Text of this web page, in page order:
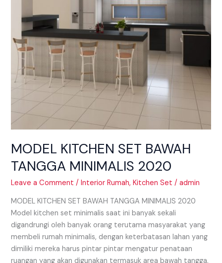
MODEL KITCHEN SET BAWAH
TANGGA MINIMALIS 2020
Leave a Comment /Interior Rumah,Kitchen Set /admin
MODEL KITCHEN SET BAWAH TANGGA MINIMALIS 2020
Model kitchen set minimalis saat ini banyak sekali
digandrungi oleh banyak orang terutama masyarakat yang
membeli rumah minimalis, dengan keterbatasan lahan yang
dimiliki mereka harus pintar pintar mengatur penataan
ruangan yang akan digunakan termasuk area bawah tangga,